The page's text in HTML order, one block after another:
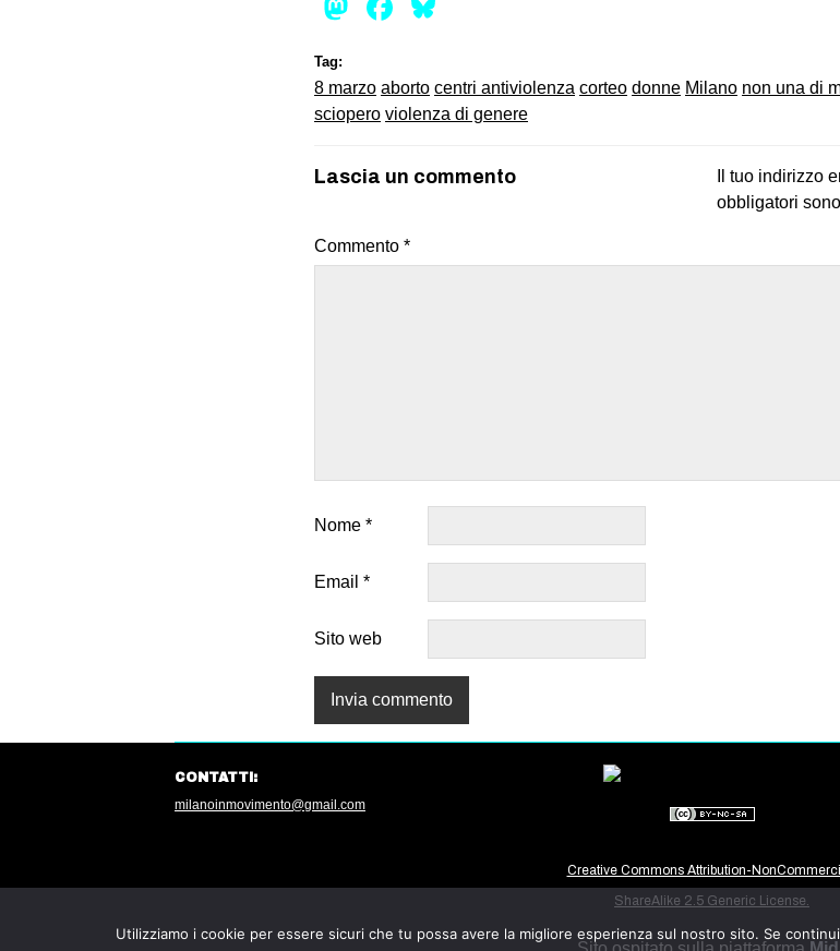
Tag:
8 marzo aborto centri antiviolenza corteo donne Milano non una di
sciopero violenza di genere
Lascia un commento Il tuo indirizzo
obbligatori
Commento *
Nome *
Email *
Sito web
Creative Commons Attribution-
ShareAlike 2.5 Generic License.
CONTATTI:
milanoinmovimento@gmail.com
Utilizziamo i cookie per essere sicuri che tu possa avere la migliore esperienza sul nostro sito. Se